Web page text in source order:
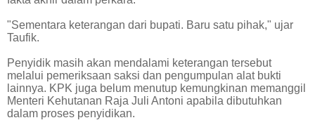
"Sementara keterangan dari bupati. Baru satu pihak," ujar
Taufik.
Penyidik masih akan mendalami keterangan tersebut
melalui pemeriksaan saksi dan pengumpulan alat bukti
lainnya. KPK juga belum menutup kemungkinan memanggil
Menteri Kehutanan Raja Juli Antoni apabila dibutuhkan
dalam proses penyidikan.